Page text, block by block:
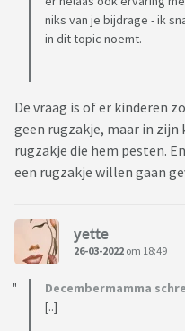
niks van je bijdrage - ik
in dit topic noemt.
De vraag is of er kinderen
geen rugzakje, maar in
rugzakje die hem pesten.
een rugzakje willen gaan
yette
26-03-2022 om 18:49
Decembermamma
[..]